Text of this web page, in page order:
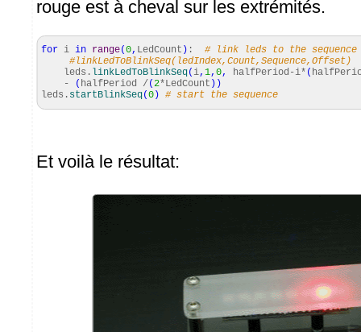
rouge est à cheval sur les extrémités.
for i in range(0, LedCount ) : # link leds to the sequence
#linkLedToBlinkSeq(ledIndex,Count,Sequence,Offset)
leds. linkLedToBlinkSeq( i, 1, 0, halfPeriod-i* (
-
( halfPeriod / (2*LedCount ) )
leds. startBlinkSeq(0 ) # start the sequence
Et voilà le résultat: